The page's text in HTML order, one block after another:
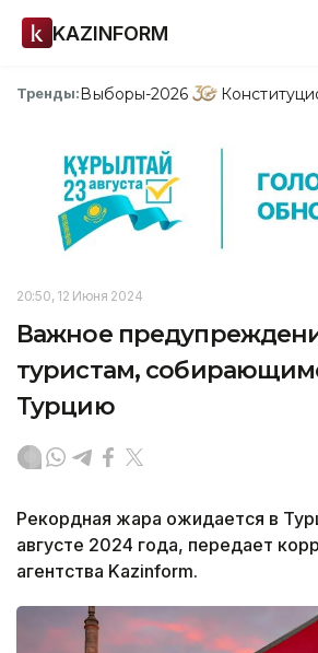
KAZINFORM
Тренды:Выборы-2026
20:50, 12 Июня 2024
Важное
туристам,
Турцию
Рекордная жара ожидается в
августе 2024 года, передает
агентства Kazinform.